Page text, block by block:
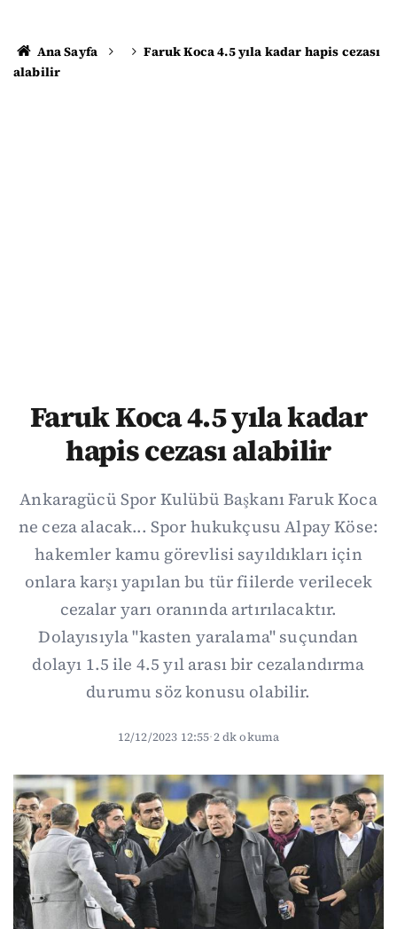
Ana Sayfa
Faruk Koca 4.5 yıla kadar hapis cezası
alabilir
Faruk Koca 4.5 yıla kadar
hapis cezası alabilir
Ankaragücü Spor Kulübü Başkanı Faruk Koca
ne ceza alacak... Spor hukukçusu Alpay Köse:
hakemler kamu görevlisi sayıldıkları için
onlara karşı yapılan bu tür fiilerde verilecek
cezalar yarı oranında artırılacaktır.
Dolayısıyla "kasten yaralama" suçundan
dolayı 1.5 ile 4.5 yıl arası bir cezalandırma
durumu söz konusu olabilir.
12/12/2023 12:55·2 dk okuma